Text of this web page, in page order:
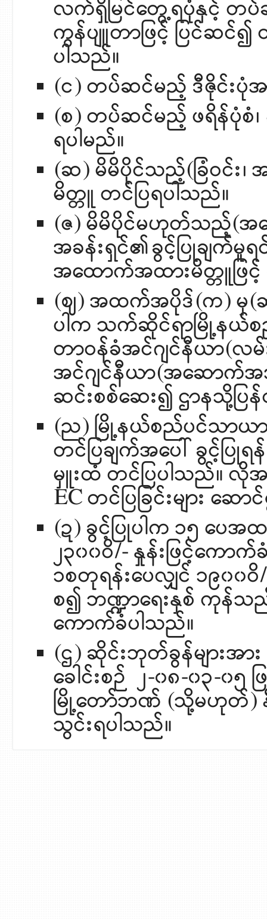
လက်ရှိမြင်တွေ့ရပုံနှင့် တပ်
ကွန်ပျူတာဖြင့် ပြင်ဆင်၍
ပါသည်။
(င) တပ်ဆင်မည့် ဒီဇိုင်းပုံအ
(စ) တပ်ဆင်မည့် ဖရိန်ပုံစံ၊
ရပါမည်။
(ဆ) မိမိပိုင်သည့်(ခြံဝင်း
မိတ္တူ တင်ပြရပါသည်။
(ဇ) မိမိပိုင်မဟုတ်သည့်(အဆ
အခန်းရှင်၏ခွင့်ပြုချက်မူရ
အထောက်အထားမိတ္တူဖြင့်
(ဈ) အထက်အပိုဒ်(က) မှ(ဆ
ပါက သက်ဆိုင်ရာမြို့နယ်စ
တာဝန်ခံအင်ဂျင်နီယာ(လ
အင်ဂျင်နီယာ(အဆောက်အ
ဆင်းစစ်ဆေး၍ ဌာနသို့ပ
(ည) မြို့နယ်စည်ပင်သာယာ
တင်ပြချက်အပေါ် ခွင့်ပြု
မှူးထံ တင်ပြပါသည်။ လိုအ
EC တင်ပြခြင်းများ ဆ
(ဍ) ခွင့်ပြုပါက ၁၅ ပေအ
၂၃၀၀ဝိ/- နှုန်းဖြင့်ကော
၁စတုရန်းပေလျှင် ၁၉၀၀
စ၍ ဘဏ္ဍာရေးနှစ် ကု
ကောက်ခံပါသည်။
(ဌ) ဆိုင်းဘုတ်ခွန်များအား
ခေါင်းစဉ် ၂-၀၈-၀၃-၀၅
မြို့တော်ဘဏ် (သို့မဟုတ်)
သွင်းရပါသည်။